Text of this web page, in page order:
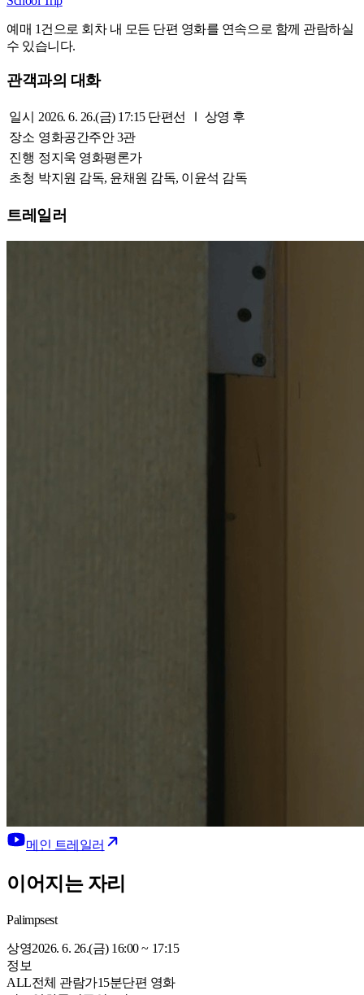
예매 1건으로 회차 내 모든 단편 영화를 연속으로 함께 관람하실
수 있습니다.
관객과의 대화
일시
2026. 6. 26.(금) 17:15 단편선 Ⅰ 상영 후
장소 영화공간주안 3관
진행 정지욱 영화평론가
초청 박지원 감독, 윤채원 감독, 이윤석 감독
트레일러
메인 트레일러
이어지는 자리
Palimpsest
상영2026. 6. 26.(금) 16:00 ~ 17:15
정보
ALL전체 관람가15분단편 영화